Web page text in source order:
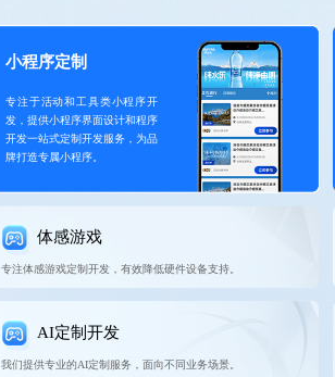
小程序定制
专注于活动和工具类小程序开
发，提供小程序界面设计和程序
开发一站式定制开发服务，为品
牌打造专属小程序。
体感游戏
专注体感游戏定制开发，有效降低硬件设备支持。
AI定制开发
我们提供专业的AI定制服务，面向不同业务场景。